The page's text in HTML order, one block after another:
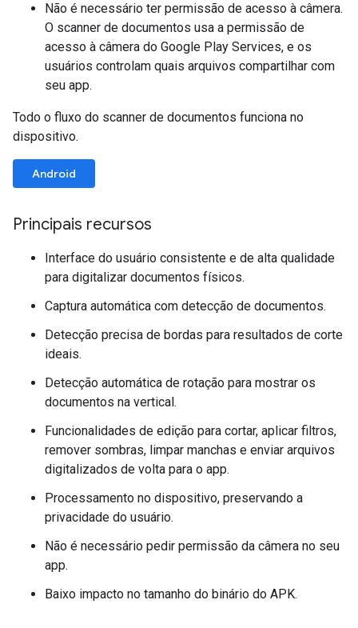
Não é necessário ter permissão de acesso à câmera.
O scanner de documentos usa a permissão de
acesso à câmera do Google Play Services, e os
usuários controlam quais arquivos compartilhar com
seu app.
Todo o fluxo do scanner de documentos funciona no
dispositivo.
Android
Principais recursos
Interface do usuário consistente e de alta qualidade
para digitalizar documentos físicos.
Captura automática com detecção de documentos.
Detecção precisa de bordas para resultados de corte
ideais.
Detecção automática de rotação para mostrar os
documentos na vertical.
Funcionalidades de edição para cortar, aplicar filtros,
remover sombras, limpar manchas e enviar arquivos
digitalizados de volta para o app.
Processamento no dispositivo, preservando a
privacidade do usuário.
Não é necessário pedir permissão da câmera no seu
app.
Baixo impacto no tamanho do binário do APK.